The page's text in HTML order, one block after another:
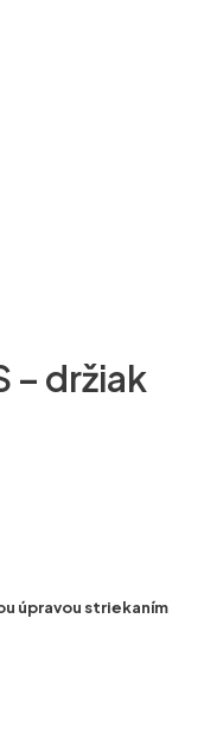
– držiak
úpravou striekaním